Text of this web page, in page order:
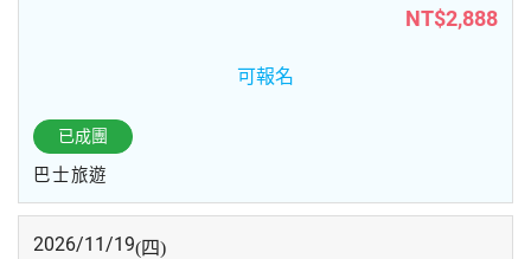
NT$2,888
可報名
已成團
巴士旅遊
2026/11/19(四)